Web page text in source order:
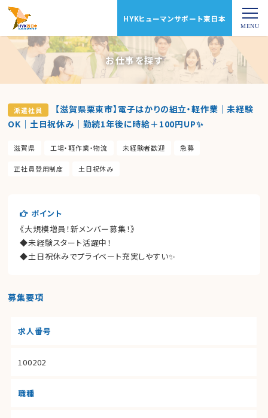
HYKヒューマンサポート東日本
お仕事を探す
派遣社員
【滋賀県栗東市】電子はかりの組立・軽作業｜未経験
OK｜土日祝休み｜勤続1年後に時給＋100円UP✨
滋賀県 工場・軽作業・物流 未経験者歓迎 急募
正社員登用制度 土日祝休み
ポイント
《大規模増員！新メンバー募集！》
◆未経験スタート活躍中！
◆土日祝休みでプライベート充実しやすい✨
募集要項
求人番号
100202
職種